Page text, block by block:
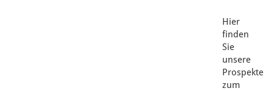
Hier
finden
Sie
unsere
Prospekte
zum